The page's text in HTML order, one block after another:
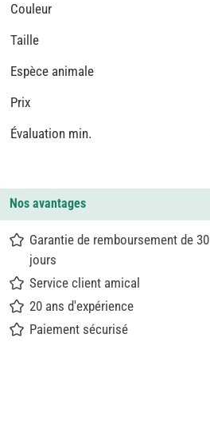
Couleur
Taille
Espèce animale
Prix
Évaluation min.
Nos avantages
Garantie de remboursement de 30
jours
Service client amical
20 ans d'expérience
Paiement sécurisé